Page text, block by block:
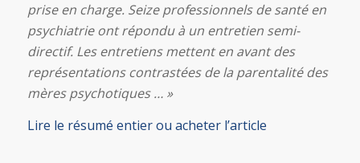
prise en charge. Seize professionnels de santé en
psychiatrie ont répondu à un entretien semi-
directif. Les entretiens mettent en avant des
représentations contrastées de la parentalité des
mères psychotiques … »
Lire le résumé entier ou acheter l’article